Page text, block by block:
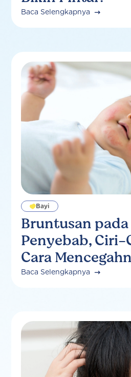
Baca Selengkapnya
Bruntusan
Penyebab, Ciri-
Cara
Bayi
Baca Selengkapnya